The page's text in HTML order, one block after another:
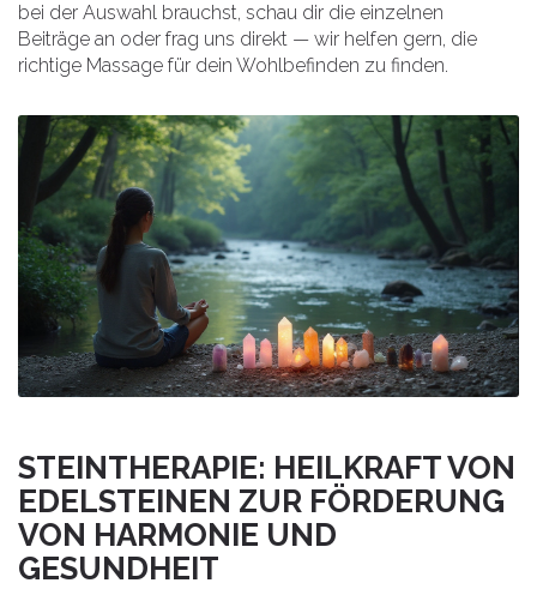
bei der Auswahl brauchst, schau dir die einzelnen
Beiträge an oder frag uns direkt — wir helfen gern, die
richtige Massage für dein Wohlbefinden zu finden.
STEINTHERAPIE: HEILKRAFT VON
EDELSTEINEN ZUR FÖRDERUNG
VON HARMONIE UND
GESUNDHEIT